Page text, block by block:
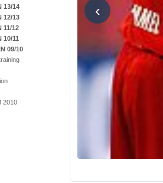
13/14
12/13
11/12
10/11
09/10
2010
‹